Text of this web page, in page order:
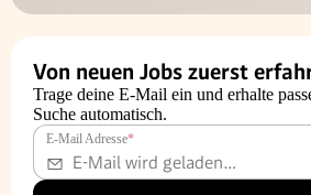
Von neuen Jobs zuerst
Trage deine E-Mail ein und erhalte
Suche automatisch.
E-Mail Adresse*